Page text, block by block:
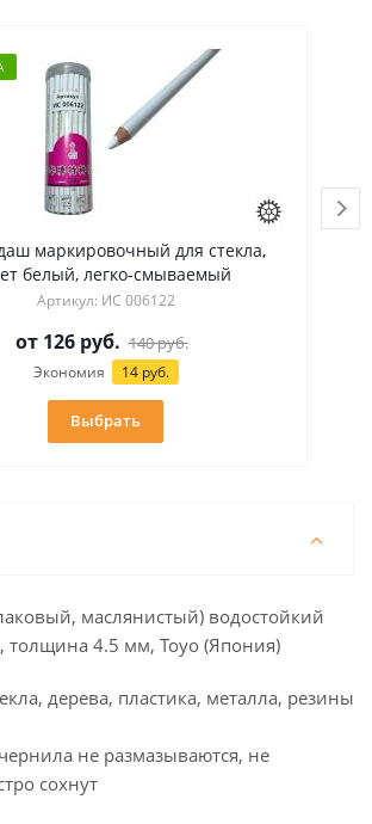
маркировочный для стекла,
белый, легко-смываемый
Артикул: ИС 006122
от 126 руб. 140 руб.
Экономия 14 руб.
Выбрать
маслянистый) водостойкий
толщина 4.5 мм, Toyo (Япония)
дерева, пластика, металла, резины
не размазываются, не
сохнут